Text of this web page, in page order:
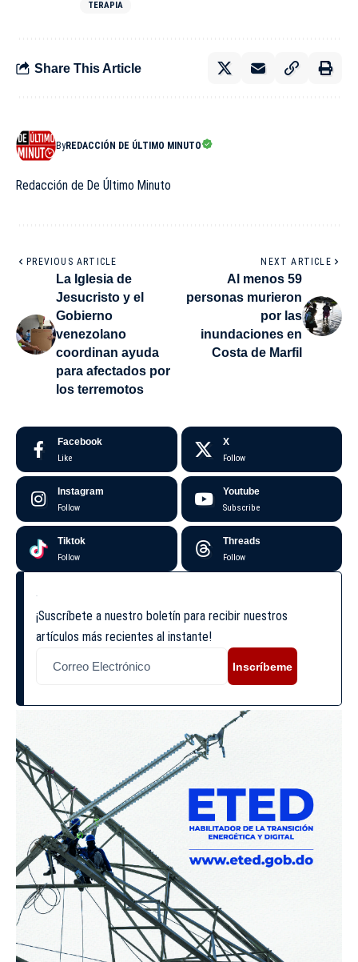
TERAPIA
Share This Article
ByREDACCIÓN DE ÚLTIMO MINUTO
Redacción de De Último Minuto
PREVIOUS ARTICLE
La Iglesia de
Jesucristo y el
Gobierno
venezolano
coordinan ayuda
para afectados por
los terremotos
NEXT ARTICLE
Al menos 59
personas murieron
por las
inundaciones en
Costa de Marfil
Facebook
Like
X
Follow
Instagram
Follow
Youtube
Subscribe
Tiktok
Follow
Threads
Follow
¡Suscríbete a nuestro boletín para recibir nuestros
artículos más recientes al instante!
Inscríbeme